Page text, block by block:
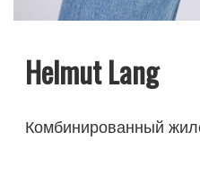
Helmut Lang
Комбинированный